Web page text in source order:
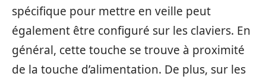
spécifique pour mettre en veille peut
également être configuré sur les claviers. En
général, cette touche se trouve à proximité
de la touche d’alimentation. De plus, sur les